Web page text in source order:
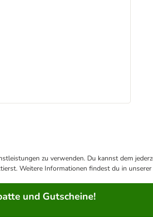
zu verwenden. Du kannst dem
Weitere Informationen findest du in unserer
und Gutscheine!